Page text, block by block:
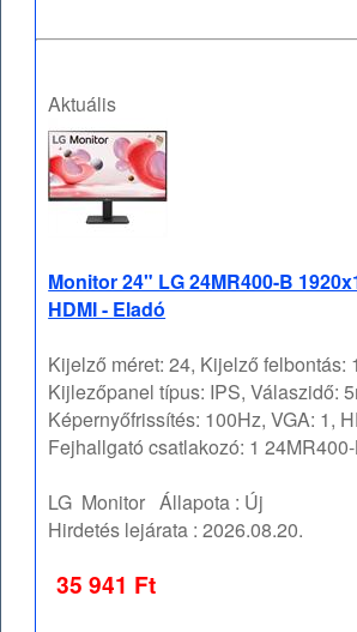
Aktuális
Monitor 24" LG 24MR400-B
HDMI - Eladó
Kijelző méret: 24, Kijelző felbontás:
Kijlezőpanel típus: IPS, Válaszidő:
Képernyőfrissítés: 100Hz, VGA: 1,
Fejhallgató csatlakozó: 1
LG Monitor Állapota : Új
Hirdetés lejárata :2026.08.20.
35 941 Ft